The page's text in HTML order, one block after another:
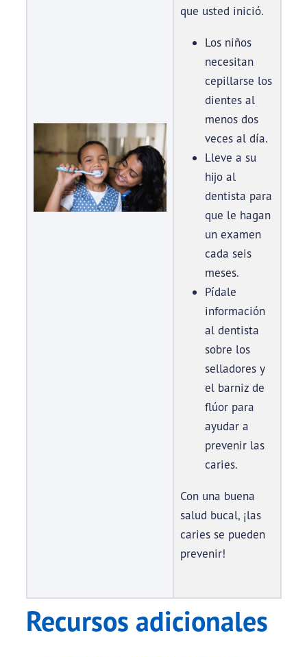
que usted inició.
Los niños
necesitan
cepillarse los
dientes al
menos dos
veces al día.
Lleve a su
hijo al
dentista para
que le hagan
un examen
cada seis
meses.
Pídale
información
al dentista
sobre los
selladores y
el barniz de
flúor para
ayudar a
prevenir las
caries.
Con una buena
salud bucal, ¡las
caries se pueden
prevenir!
Recursos adicionales